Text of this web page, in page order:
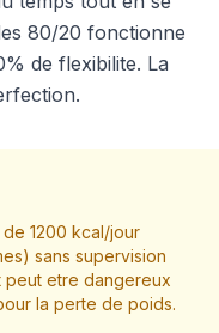
80/20 fonctionne
de flexibilite. La
1200 kcal/jour
sans supervision
peut etre dangereux
la perte de poids.